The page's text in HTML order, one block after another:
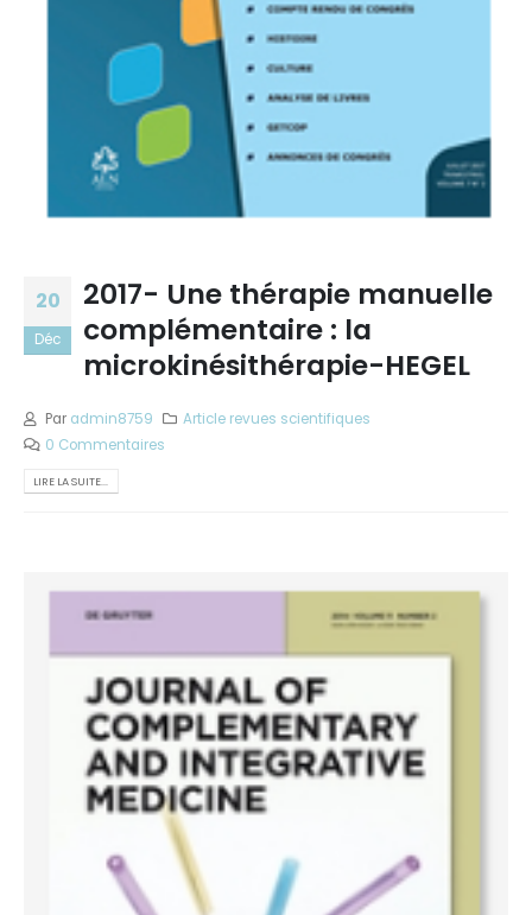
20
Déc
2017- Une thérapie manuelle
complémentaire : la
microkinésithérapie-HEGEL
Par admin8759
Article revues scientifiques
0 Commentaires
LIRE LA SUITE...